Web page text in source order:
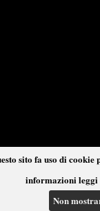
sito fa uso di
informazioni leggi
Non